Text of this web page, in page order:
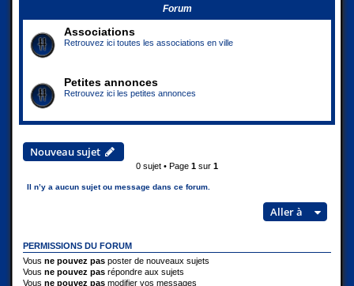
Forum
Associations
Retrouvez ici toutes les associations en ville
Petites annonces
Retrouvez ici les petites annonces
Nouveau sujet
0 sujet • Page 1 sur 1
Il n’y a aucun sujet ou message dans ce forum.
Aller à
PERMISSIONS DU FORUM
Vous ne pouvez pas poster de nouveaux sujets
Vous ne pouvez pas répondre aux sujets
Vous ne pouvez pas modifier vos messages